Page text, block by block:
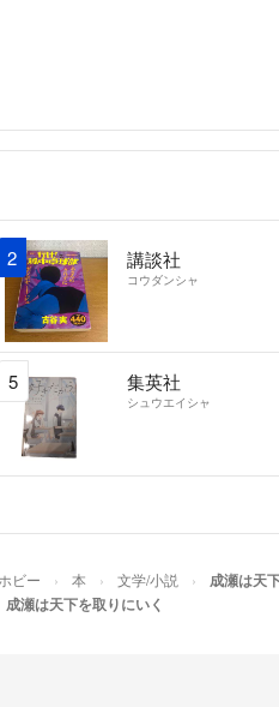
2 講談社
コウダンシャ
5 集英社
シュウエイシャ
ビー 本 文学/小説 成瀬は天
成瀬は天下を取りにいく